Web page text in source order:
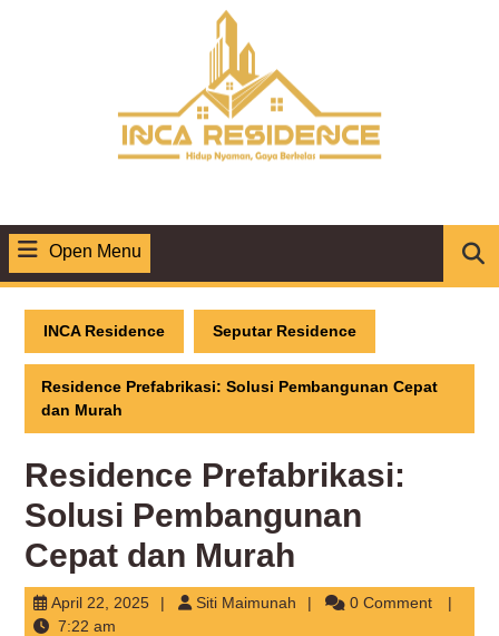
Open Menu
Menu
INCA Residence Seputar Residence
Residence Prefabrikasi: Solusi Pembangunan Cepat
dan Murah
Residence Prefabrikasi:
Solusi Pembangunan
Cepat dan Murah
April 22, 2025April
Siti Maimunah Siti
0 Comment
7:22 am